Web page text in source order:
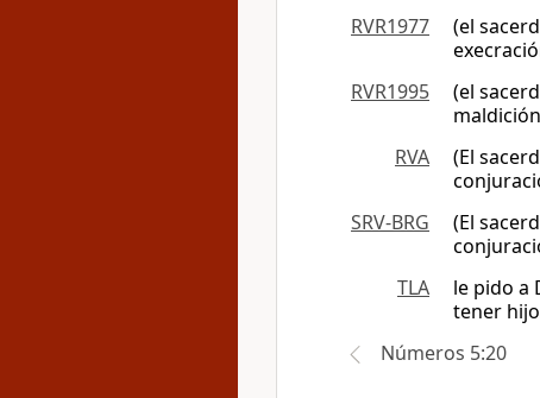
RVR1977
(el
RVR1995
(el
RVA
(El
SRV-BRG
(El
TLA
le pido a
tener
Números 5:20